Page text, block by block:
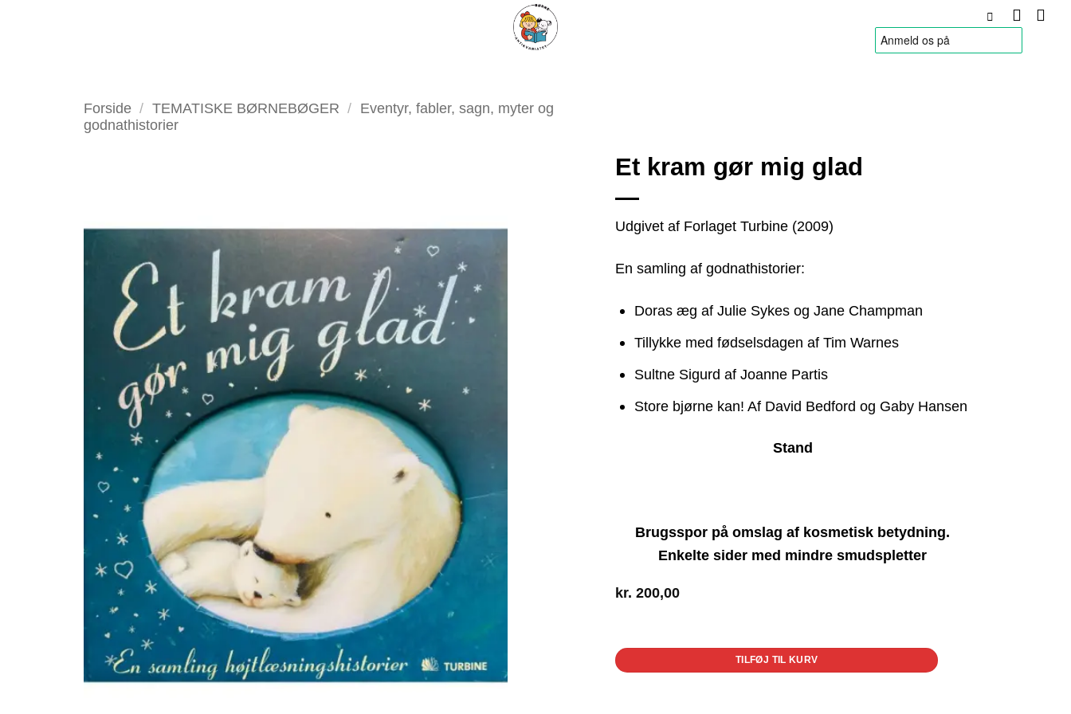
Forside / TEMATISKE BØRNEBØGER / Eventyr, fabler, sagn, myter og
godnathistorier
Tilføj
favorit
Et kram gør mig glad
Udgivet af Forlaget Turbine (2009)
En samling af godnathistorier:
Doras æg af Julie Sykes og Jane Champman
Tillykke med fødselsdagen af Tim Warnes
Sultne Sigurd af Joanne Partis
Store bjørne kan! Af David Bedford og Gaby Hansen
Stand
Brugsspor på omslag af kosmetisk betydning.
Enkelte sider med mindre smudspletter
kr. 200,00
TILFØJ TIL KURV